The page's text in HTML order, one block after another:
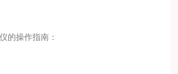
操作指南：